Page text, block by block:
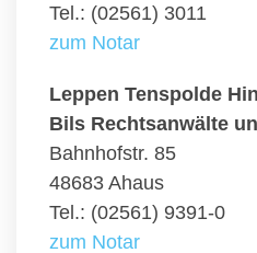
Tel.: (02561) 3011
zum Notar
Leppen Tenspolde
Bils Rechtsanwälte
Bahnhofstr. 85
48683 Ahaus
Tel.: (02561) 9391-0
zum Notar